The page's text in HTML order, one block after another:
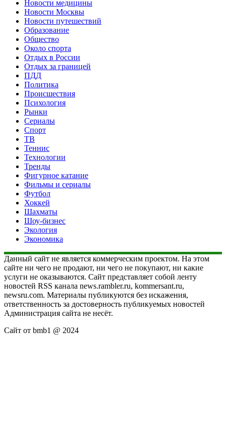
Новости медицины
Новости Москвы
Новости путешествий
Образование
Общество
Около спорта
Отдых в России
Отдых за границей
ПДД
Политика
Происшествия
Психология
Рынки
Сериалы
Спорт
ТВ
Теннис
Технологии
Тренды
Фигурное катание
Фильмы и сериалы
Футбол
Хоккей
Шахматы
Шоу-бизнес
Экология
Экономика
Данный сайт не является коммерческим проектом. На этом
сайте ни чего не продают, ни чего не покупают, ни какие
услуги не оказываются. Сайт представляет собой ленту
новостей RSS канала news.rambler.ru, kommersant.ru,
newsru.com. Материалы публикуются без искажения,
ответственность за достоверность публикуемых новостей
Администрация сайта не несёт.
Сайт от bmb1 @ 2024